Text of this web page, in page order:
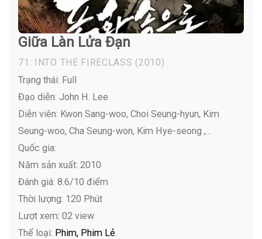
Giữa Làn Lửa Đạn
71: INTO THE FIRECLASS (2010)
Trạng thái: Full
Đạo diễn: John H. Lee
Diễn viên: Kwon Sang-woo, Choi Seung-hyun, Kim
Seung-woo, Cha Seung-won, Kim Hye-seong ,...
Quốc gia:
Năm sản xuất: 2010
Đánh giá: 8.6/10 điểm
Thời lượng: 120 Phút
Lượt xem: 02 view
Thể loại: Phim Phim Lẻ